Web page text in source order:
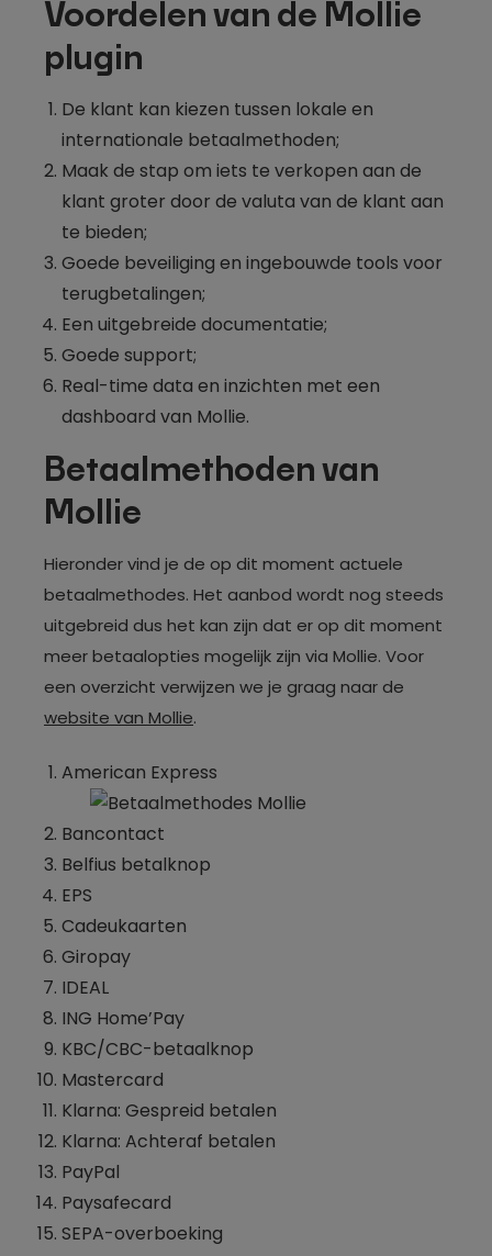
Voordelen van de Mollie
plugin
De klant kan kiezen tussen lokale en
internationale betaalmethoden;
Maak de stap om iets te verkopen aan de
klant groter door de valuta van de klant aan
te bieden;
Goede beveiliging en ingebouwde tools voor
terugbetalingen;
Een uitgebreide documentatie;
Goede support;
Real-time data en inzichten met een
dashboard van Mollie.
Betaalmethoden van
Mollie
Hieronder vind je de op dit moment actuele
betaalmethodes. Het aanbod wordt nog steeds
uitgebreid dus het kan zijn dat er op dit moment
meer betaalopties mogelijk zijn via Mollie. Voor
een overzicht verwijzen we je graag naar de
website van Mollie.
American Express
Bancontact
Belfius betalknop
EPS
Cadeukaarten
Giropay
IDEAL
ING Home’Pay
KBC/CBC-betaalknop
Mastercard
Klarna: Gespreid betalen
Klarna: Achteraf betalen
PayPal
Paysafecard
SEPA-overboeking